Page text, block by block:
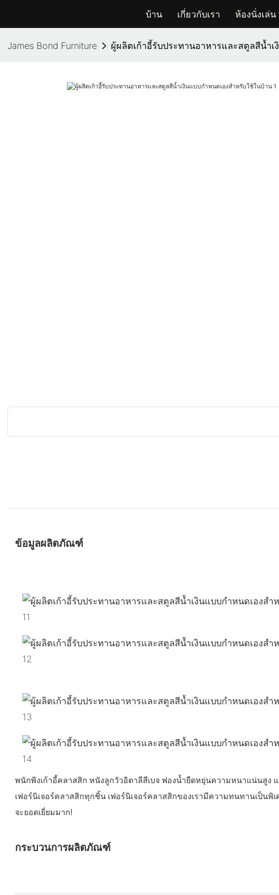
บ้าน เกี่ยวกับเรา ห้องนั่งเล่น
James Bond Furniture ผู้ผลิตเก้าอี้รับประทานอาหารและสตูลสีน้ำ
ข้อมูลผลิตภัณฑ์
พนักพิงเก้าอี้คลาสสิก หนังลูกวัวอิตาลีสีเบจ ฟองน้ำยืดหยุ่นความหนาแน่นสูง
เฟอร์นิเจอร์คลาสสิกทุกชิ้น เฟอร์นิเจอร์คลาสสิกของเรามีความทนทานเป็น
จะยอดเยี่ยมมาก!
กระบวนการผลิตภัณฑ์